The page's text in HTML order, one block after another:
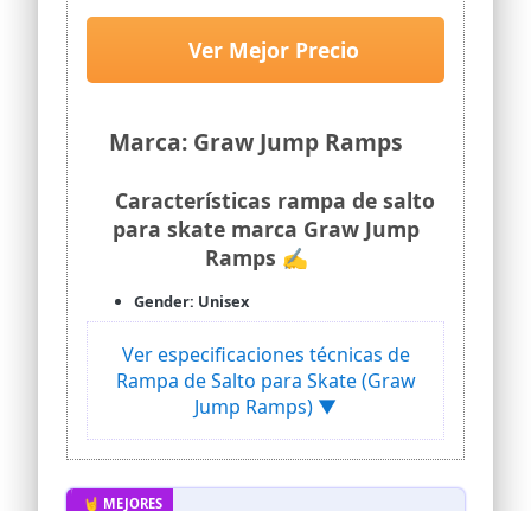
Marca: Graw Jump Ramps
Ver Mejor Precio
Características rampa de salto
para skate marca Graw Jump
Ramps ✍
Gender: Unisex
Ver especificaciones técnicas de
Rampa de Salto para Skate (Graw
Jump Ramps) ▼